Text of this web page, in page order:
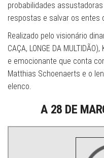
probabilidades
respostas e salvar os entes
Realizado pelo visionário
CAÇA, LONGE DA
e emocionante que conta
Matthias Schoenaerts e o
elenco.
A 28 DE